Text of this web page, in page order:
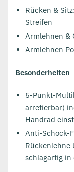
Rücken &
Streifen
Armlehnen &
Armlehnen
Besonderheiten
5-Punkt-
arretierbar)
Handrad
Anti-Schock-
schlagartig in